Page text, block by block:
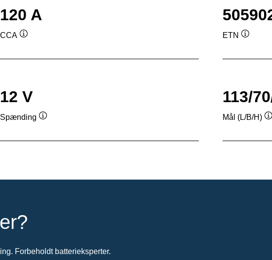
120 A
CCA
ETN
12 V
Spænding
113/
Mål (L/B/H)
Forbeholdt batterieksperter.